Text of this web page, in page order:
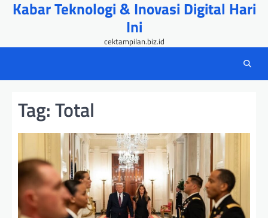
SkipKabar Teknologi & Inovasi Digital Hari
Ini
cektampilan.biz.id
Tag:Total